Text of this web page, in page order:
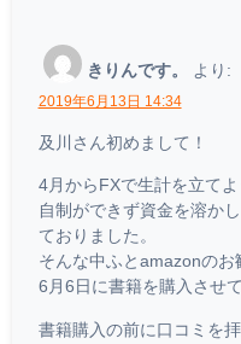
きりんです。 より:
2019年6月13日 14:34
及川さん初めまして！
4月からFXで生計を立て
自制ができず資金を溶か
ておりました。
そんな中ふとamazonのお
6月6日に書籍を購入させ
書籍購入の前に口コミを